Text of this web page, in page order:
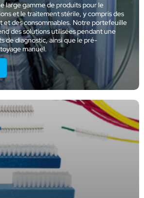
large gamme de produits pour le
et le traitement stérile, y compris des
et des consommables. Notre portefeuille
des solutions utilisées pendant une
de diagnostic, ainsi que le pré-
manuel.